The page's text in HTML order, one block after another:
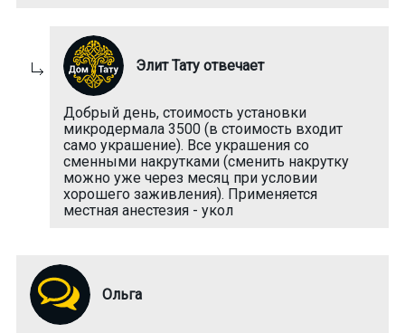
Элит Тату отвечает
Добрый день, стоимость установки
микродермала 3500 (в стоимость входит
само украшение). Все украшения со
сменными накрутками (сменить накрутку
можно уже через месяц при условии
хорошего заживления). Применяется
местная анестезия - укол
Ольга